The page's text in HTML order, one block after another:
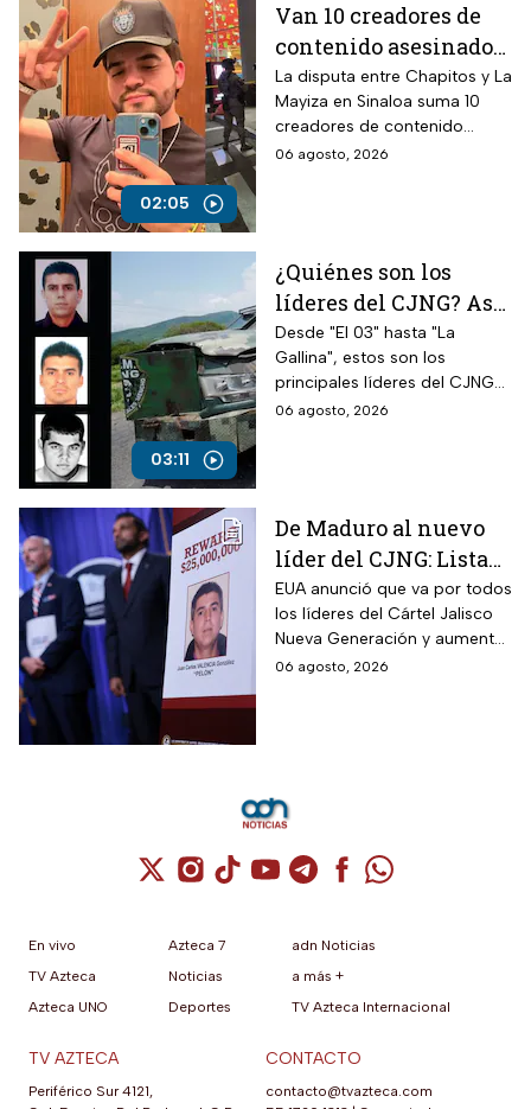
02:05
Van 10 creadores de
contenido asesinados
desde la guerra entre
Chapitos y La Mayiza
La disputa entre Chapitos y La
Mayiza en Sinaloa suma 10
creadores de contenido
asesinados desde septiembre
06 agosto, 2026
03:11
¿Quiénes son los
líderes del CJNG? Así
opera la cúpula del
cártel que busca EUA
Desde "El 03" hasta "La
Gallina", estos son los
principales líderes del CJNG
identificados por autoridades
06 agosto, 2026
De Maduro al nuevo
líder del CJNG: Lista
de personajes por los
que EUA ha ofrecido
recompensas de 25
millones de dólares
EUA anunció que va por todos
los líderes del Cártel Jalisco
Nueva Generación y aumentó
la recompensa por Juan
06 agosto, 2026
Cuenta de X / Twitter (se abre en una
Cuenta de Instagram (se abre en una
Cuenta de TikTok (se abre en
Cuenta de YouTube (se abre
Cuenta de Telegram (se
Cuenta de
Cuenta de
En vivo
TV Azteca
Azteca UNO
Azteca 7
Noticias
Deportes
adn Noticias
a más +
TV Azteca Internacional
TV AZTECA
Periférico Sur 4121,
CONTACTO
contacto@tvazteca.com